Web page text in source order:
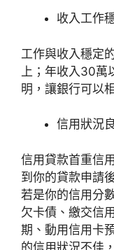
收入工作
工作與收入穩定
上；年收入30
明，讓銀行可以
信用狀況
信用貸款首重信
到你的貸款申請
若是你的信用分
欠卡債、繳交信
期、動用信用卡
的信用狀況不佳